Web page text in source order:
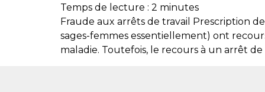
Temps de lecture : 2 minutes
Fraude aux arrêts de travail Prescription
sages-femmes essentiellement) ont
maladie. Toutefois, le recours à un arrêt